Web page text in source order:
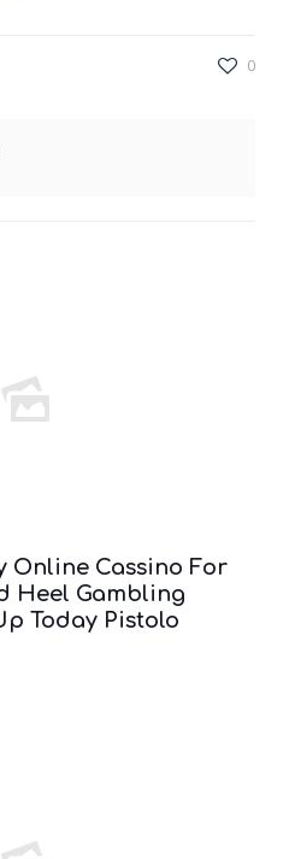
0
Online Cassino For
Heel Gambling
Today Pistolo